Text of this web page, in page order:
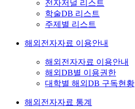
전자저널 리스트
학술DB 리스트
주제별 리스트
해외전자자료 이용안내
해외전자자료 이용안내
해외DB별 이용권한
대학별 해외DB 구독현황
해외전자자료 통계